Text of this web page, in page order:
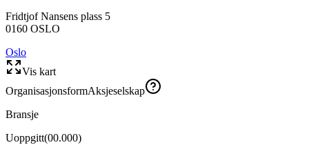
Fridtjof Nansens plass 5
0160 OSLO
Oslo
Vis kart
OrganisasjonsformAksjeselskap
Bransje
Uoppgitt(00.000)